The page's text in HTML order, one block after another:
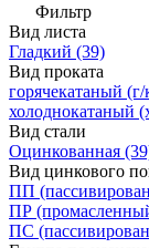
Фильтр
Вид листа
Гладкий (39)
Вид проката
горячекатаный (г/
холоднокатаный
Вид стали
Оцинкованная
Вид цинкового
ПП
ПР
ПС